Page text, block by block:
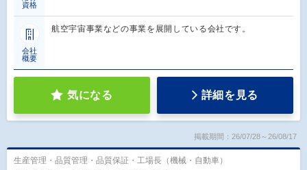
資格
会社
概要
航空宇宙事業などの事業を展開している会社です。
気になる 詳細を見る
掲載期間：26/07/28～26/08/17
生産管理・品質管理・品質保証・工場長（機械・自動車）